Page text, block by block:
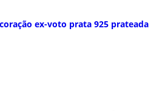
ex-voto prata 925 prateada